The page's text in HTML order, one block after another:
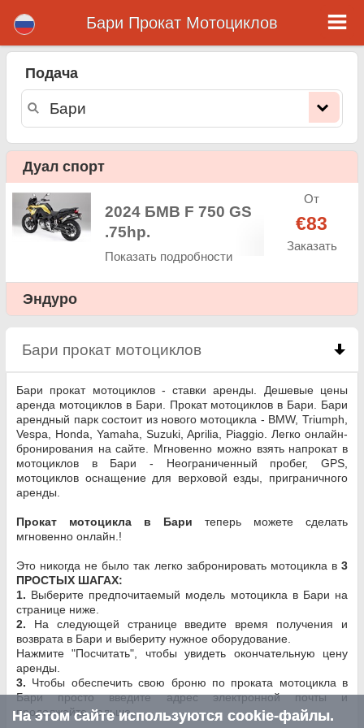
Бари прокат мотоциклов
Бари прокат мотоциклов - ставки аренды. Дешевые цены аренда мотоциклов в Бари. Прокат мотоциклов в Бари. Бари
бронирования на сайте. Мгновенно можно взять напрокат в мотоциклов в Бари - Неограниченный пробег, GPS, мотоциклов
оснащение для верховой езды, приграничного аренды.
Бари Прокат Мотоциклов
Подача
Дуал спорт
2024 БМВ F 750 GS
.75hp.
Показать подробности
От
€83
Заказать
Эндуро
Бари прокат мотоциклов click to collapse
Бари прокат мотоциклов - ставки аренды. Дешевые цены
аренда мотоциклов в Бари. Прокат мотоциклов в Бари. Бари
арендный парк состоит из нового мотоцикла - BMW, Triumph,
Vespa, Honda, Yamaha, Suzuki, Aprilia, Piaggio. Легко онлайн-
бронирования на сайте. Мгновенно можно взять напрокат в
мотоциклов в Бари - Неограниченный пробег, GPS,
мотоциклов оснащение для верховой езды, приграничного
аренды.
Прокат мотоцикла в Бари теперь можете сделать
мгновенно онлайн.!
Это никогда не было так легко забронировать мотоцикла в 3
ПРОСТЫХ ШАГАХ:
1. Выберите предпочитаемый модель мотоцикла в Бари на
странице ниже.
2. На следующей странице введите время получения и
возврата в Бари и выбериту нужное оборудование.
Нажмите "Посчитать", чтобы увидеть окончательную цену
аренды.
3. Чтобы обеспечить свою броню по проката мотоцикла в
Бари просто введите адрес электронной почты и
продолжайте дальше.
На этом сайте используются cookie-файлы.